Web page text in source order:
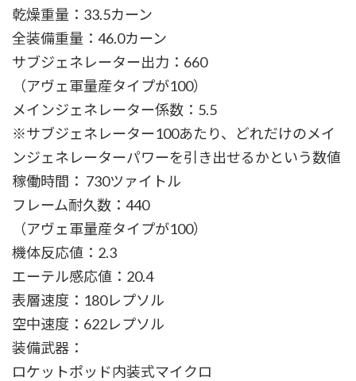
乾燥重量：33.5カーン
全装備重量：46.0カーン
サブジェネレーター出力：660
（アヴェ軍量産タイプが100）
メインジェネレーター係数：5.5
※サブジェネレーター100あたり、どれだけのメイ
ンジェネレーターパワーを引き出せるかという数値
稼働時間： 730ツァイトル
フレーム耐久数：440
（アヴェ軍量産タイプが100）
機体反応値：2.3
エーテル感応値：20.4
表層速度：180レプソル
空中速度：622レプソル
装備武器：
ロケットポッド内装式マイクロ